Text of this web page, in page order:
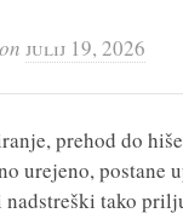
onjulij 19, 2026
prehod do
urejeno, postane
tako